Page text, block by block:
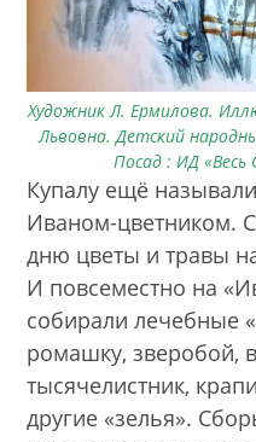
Художник Л. Ермилова.
Львовна. Детский
Посад : ИД «Весь
Купалу ещё
Иваном-цветником.
дню цветы и травы
И повсеместно на
собирали лечебные
ромашку, зверобой,
тысячелистник,
другие «зелья».